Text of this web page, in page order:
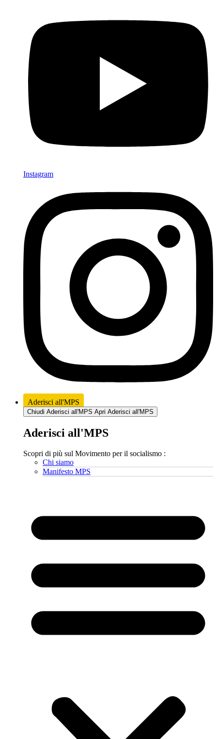
Instagram
Aderisci all'MPS
Chiudi Aderisci all'MPS Apri Aderisci all'MPS
Aderisci all'MPS
Scopri di più sul Movimento per il socialismo :
Chi siamo
Manifesto MPS